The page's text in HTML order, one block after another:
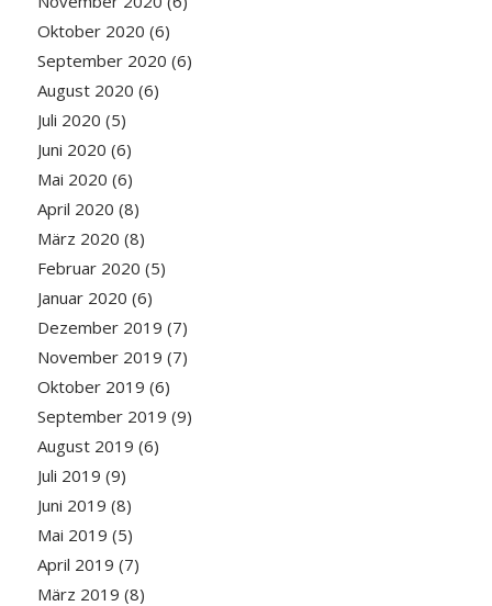
Oktober 2020 (6)
September 2020 (6)
August 2020 (6)
Juli 2020 (5)
Juni 2020 (6)
Mai 2020 (6)
April 2020 (8)
März 2020 (8)
Februar 2020 (5)
Januar 2020 (6)
Dezember 2019 (7)
November 2019 (7)
Oktober 2019 (6)
September 2019 (9)
August 2019 (6)
Juli 2019 (9)
Juni 2019 (8)
Mai 2019 (5)
April 2019 (7)
März 2019 (8)